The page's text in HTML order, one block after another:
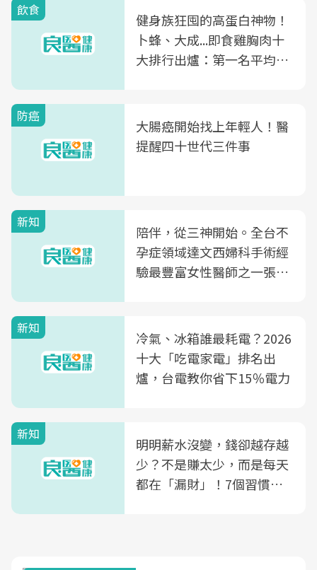
飲食
健身族狂囤的高蛋白神物！
卜蜂、大成...即食雞胸肉十
大排行出爐：第一名平均一
防癌
大腸癌開始找上年輕人！醫
提醒四十世代三件事
新知
陪伴，從三神開始。全台不
孕症領域達文西婦科手術經
驗最豐富女性醫師之一張永
光田醫院建構360度女性健
康照護生態圈
新知
冷氣、冰箱誰最耗電？2026
十大「吃電家電」排名出
爐，台電教你省下15％電力
新知
明明薪水沒變，錢卻越存越
少？不是賺太少，而是每天
都在「漏財」！7個習慣一